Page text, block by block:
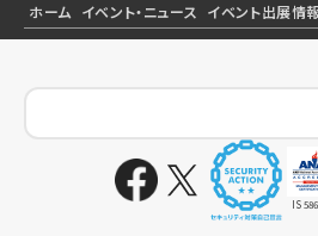
ホーム イベント・ニュース イベント出展情
IS